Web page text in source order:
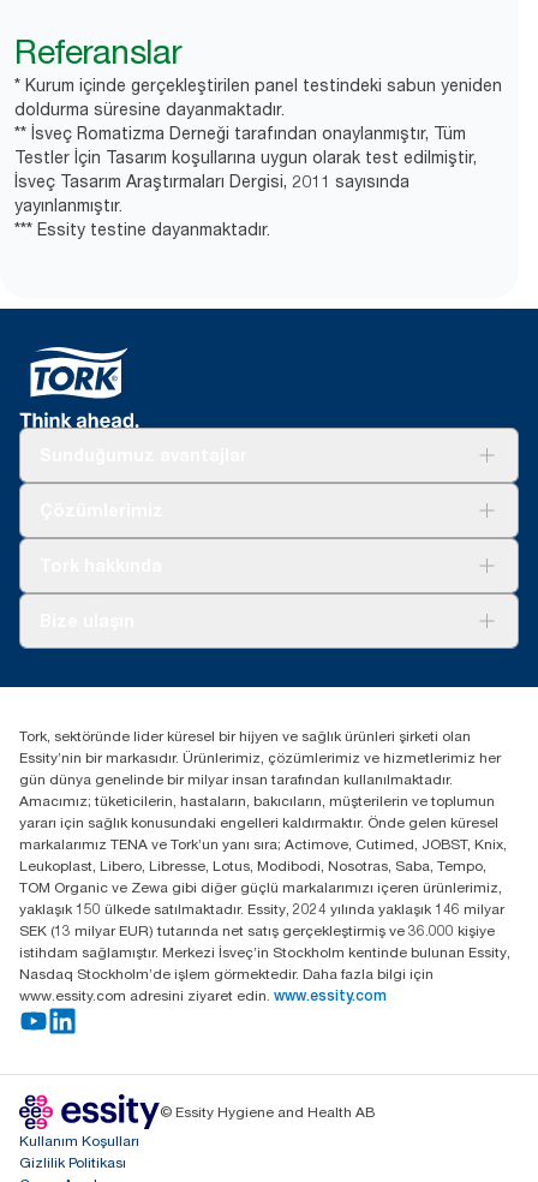
Referanslar
* Kurum içinde gerçekleştirilen panel testindeki sabun yeniden
doldurma süresine dayanmaktadır.
** İsveç Romatizma Derneği tarafından onaylanmıştır, Tüm
Testler İçin Tasarım koşullarına uygun olarak test edilmiştir,
İsveç Tasarım Araştırmaları Dergisi, 2011 sayısında
yayınlanmıştır.
*** Essity testine dayanmaktadır.
(+90) 216 560 13 00
Essity Turkey Hijyen Ürünleri Sanayi ve Ticaret
Anonim Şirketi Kuriş Kule İş Merkezi, Cevizli Mah.
D-100 Güney Yan Yol Cad. No 2
K:9 34953 Kartal / Istanbul / Turkey
Tork, sektöründe lider küresel bir hijyen ve sağlık ürünleri şirketi olan
Essity’nin bir markasıdır. Ürünlerimiz, çözümlerimiz ve hizmetlerimiz her
gün dünya genelinde bir milyar insan tarafından kullanılmaktadır.
Amacımız; tüketicilerin, hastaların, bakıcıların, müşterilerin ve toplumun
yararı için sağlık konusundaki engelleri kaldırmaktır. Önde gelen küresel
markalarımız TENA ve Tork’un yanı sıra; Actimove, Cutimed, JOBST, Knix,
Leukoplast, Libero, Libresse, Lotus, Modibodi, Nosotras, Saba, Tempo,
TOM Organic ve Zewa gibi diğer güçlü markalarımızı içeren ürünlerimiz,
yaklaşık 150 ülkede satılmaktadır. Essity, 2024 yılında yaklaşık 146 milyar
SEK (13 milyar EUR) tutarında net satış gerçekleştirmiş ve 36.000 kişiye
istihdam sağlamıştır. Merkezi İsveç’in Stockholm kentinde bulunan Essity,
Nasdaq Stockholm’de işlem görmektedir. Daha fazla bilgi için
www.essity.com adresini ziyaret edin. www.essity.com
© Essity Hygiene and Health AB
Kullanım Koşulları
Gizlilik Politikası